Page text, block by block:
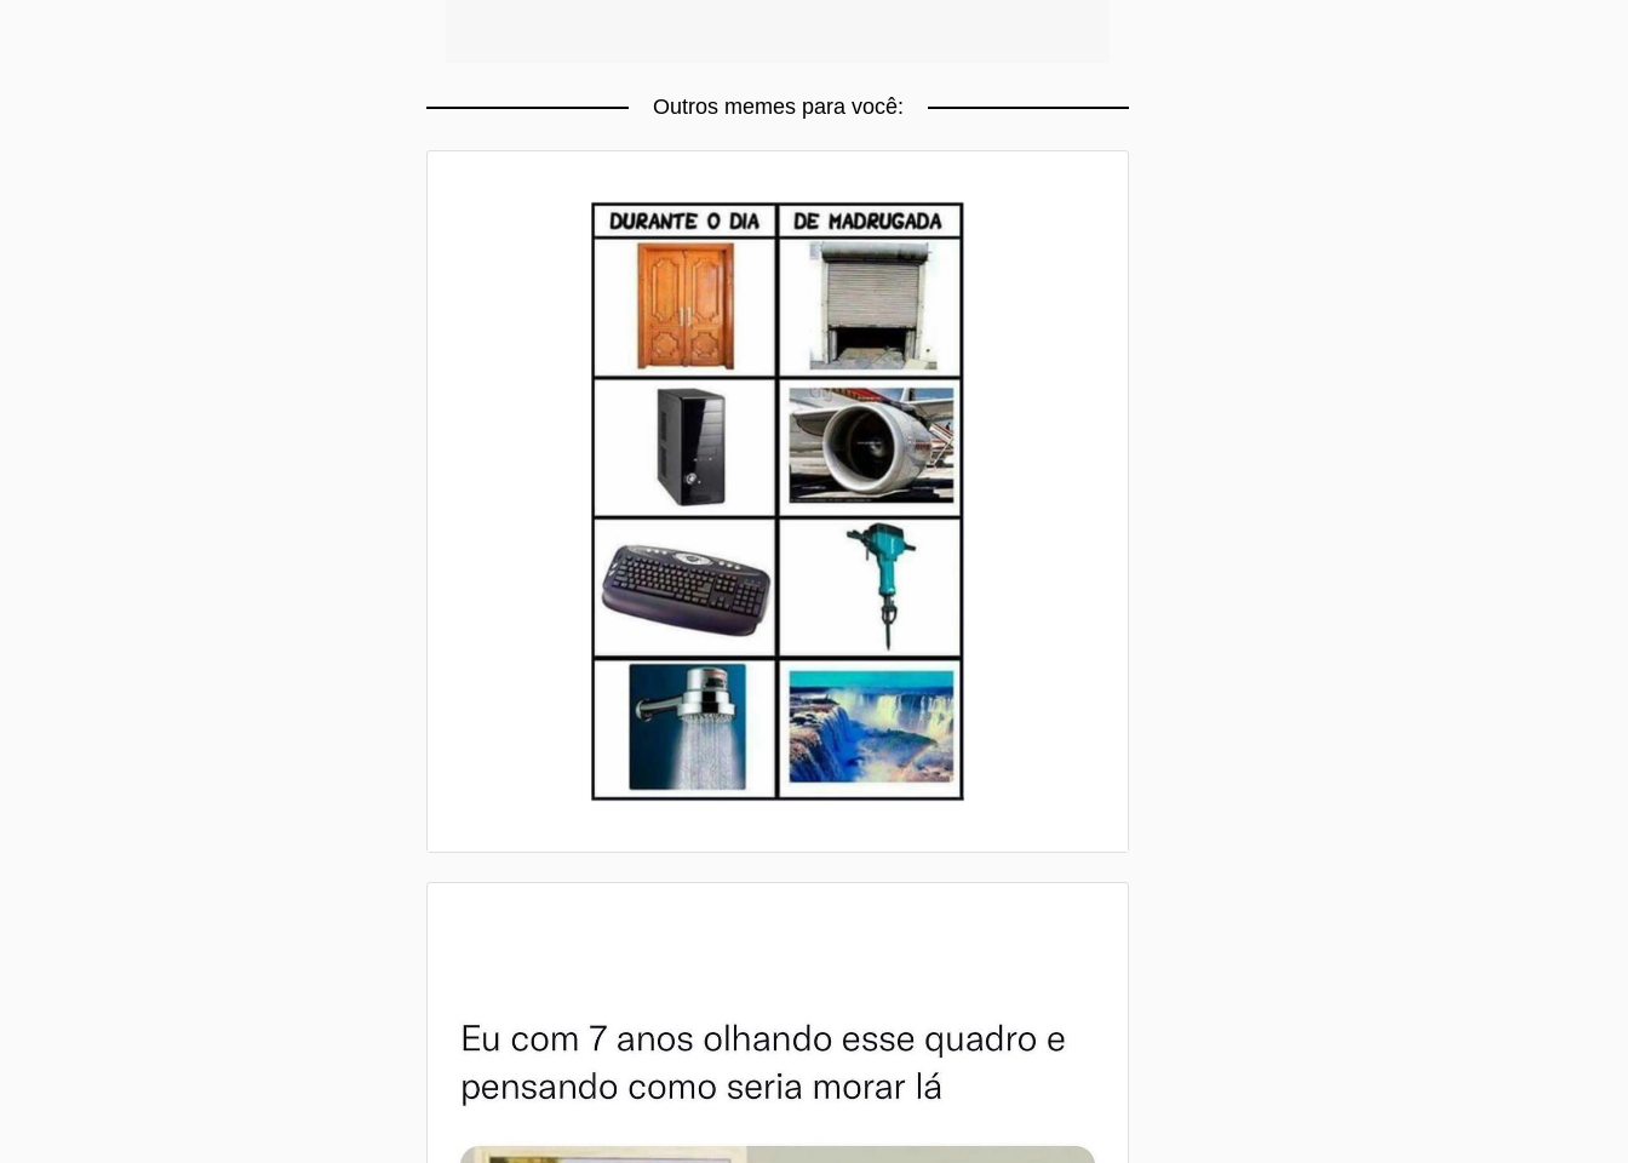
Outros memes para você: